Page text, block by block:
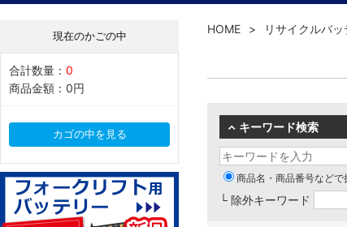
現在のかごの中
合計数量： 0
商品金額： 0円
カゴの中を見る
HOME リサイクルバッ
キーワード検索
商品名・商品番号などで
└ 除外キーワード